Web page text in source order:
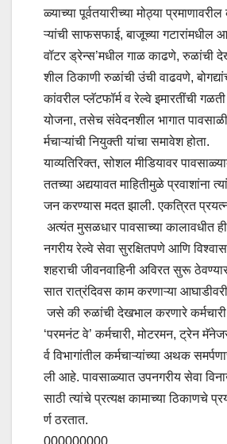
ळ्याच्या पूर्वतयारीच्या मोठ्या
ऱ्यांची साफसफाई, बाजूच्या गटारांमधील
वॉटर ड्रेन्स’मधील गाळ काढणे, रुळांची
शील ठिकाणी रुळांची उंची वाढवणे,
कांवरील प्लॅटफॉर्म व रेल्वे इमारतींची
योजना, तसेच संवेदनशील भागात
र्मचाऱ्यांची नियुक्ती यांचा समावेश होता.
याव्यतिरिक्त, सोशल मीडियावर
ततच्या अद्ययावत माहितीमुळे प्रवाशांना
जन करण्यास मदत झाली. एकत्रित
अत्यंत मुसळधार पावसाच्या कालावधीत
नगरीय रेल्वे सेवा सुरक्षितपणे आणि
शहराची जीवनवाहिनी अविरत सुरू
सात रात्रंदिवस काम करणाऱ्या
जसे की रुळांची देखभाल करणारे
‘परमनंट वे’ कर्मचारी, मोटरमन, ट्रेन
र्व विभागांतील कर्मचाऱ्यांच्या अथक
ली आहे. पावसाळ्यात उपनगरीय सेवा
साठी त्यांचे प्रत्यक्ष कामाच्या ठिकाणचे
र्ण ठरतात.